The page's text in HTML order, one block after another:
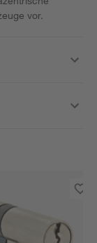
vor.